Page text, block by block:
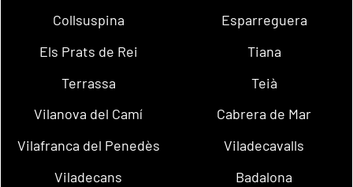
Collsuspina
Esparreguera
Els Prats de Rei
Tiana
Terrassa
Teià
Vilanova del Camí
Cabrera de Mar
Vilafranca del Penedès
Viladecavalls
Viladecans
Badalona